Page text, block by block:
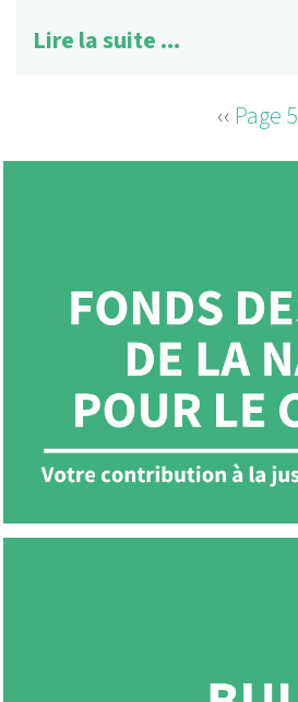
Lire la suite ...
Page
‹‹ Page 5